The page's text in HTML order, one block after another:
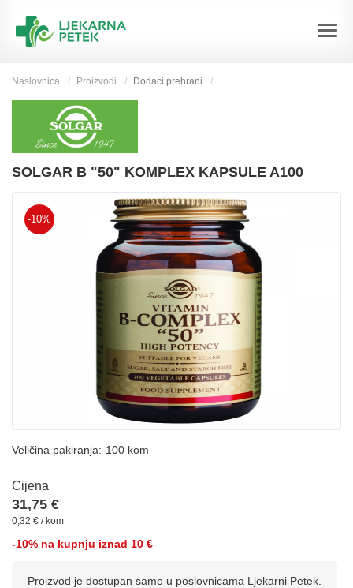
Naslovnica Proizvodi Dodaci prehrani
SOLGAR B "50" KOMPLEX KAPSULE A100
-10%
Veličina pakiranja: 100 kom
Cijena
31,75 €
0,32 € / kom
-10% na kupnju iznad 10 €
Proizvod je dostupan samo u poslovnicama Ljekarni Petek.